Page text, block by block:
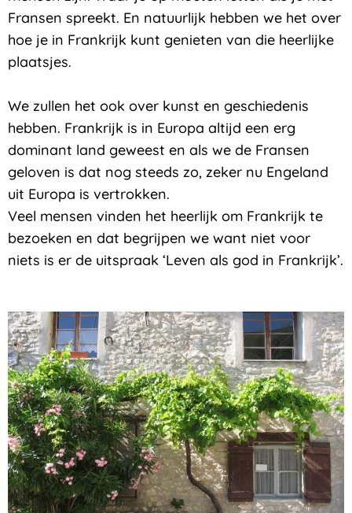
Fransen spreekt. En natuurlijk hebben we het over
hoe je in Frankrijk kunt genieten van die heerlijke
plaatsjes.
We zullen het ook over kunst en geschiedenis
hebben. Frankrijk is in Europa altijd een erg
dominant land geweest en als we de Fransen
geloven is dat nog steeds zo, zeker nu Engeland
uit Europa is vertrokken.
Veel mensen vinden het heerlijk om Frankrijk te
bezoeken en dat begrijpen we want niet voor
niets is er de uitspraak ‘Leven als god in Frankrijk’.